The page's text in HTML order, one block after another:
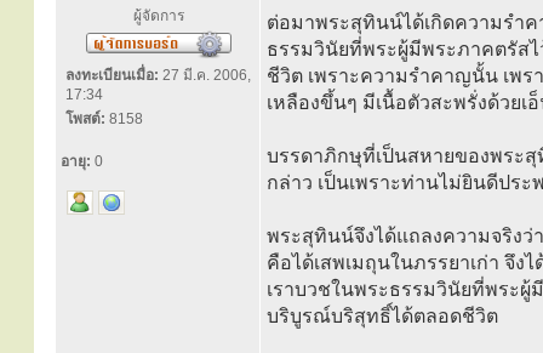
ผู้จัดการ
ลงทะเบียนเมื่อ: 27 มี.ค. 2006,
17:34
โพสต์: 8158
อายุ: 0
ต่อมาพระสุทินน์ได้เกิดความรำค
ธรรมวินัยที่พระผู้มีพระภาคตรัส
ชีวิต เพราะความรำคาญนั้น เพ
เหลืองขึ้นๆ มีเนื้อตัวสะพรั่งด้วย
บรรดาภิกษุที่เป็นสหายของพระ
กล่าว เป็นเพราะท่านไม่ยินดีปร
พระสุทินน์จึงได้แถลงความจริงว่
คือได้เสพเมถุนในภรรยาเก่า จึง
เราบวชในพระธรรมวินัยที่พระ
บริบูรณ์บริสุทธิ์ได้ตลอดชีวิต